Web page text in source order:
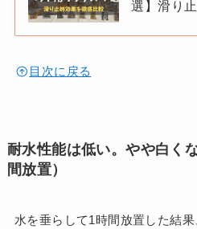
選】滑り
目次に戻る
耐水性能は低い。やや白く
間放置）
水を垂らして1時間放置した結